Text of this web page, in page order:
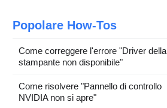
Popolare How-Tos
Come correggere l'errore "Driver della
stampante non disponibile"
Come risolvere "Pannello di controllo
NVIDIA non si apre"